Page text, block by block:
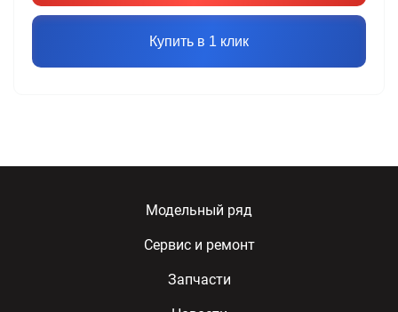
Купить в 1 клик
Модельный ряд
Сервис и ремонт
Запчасти